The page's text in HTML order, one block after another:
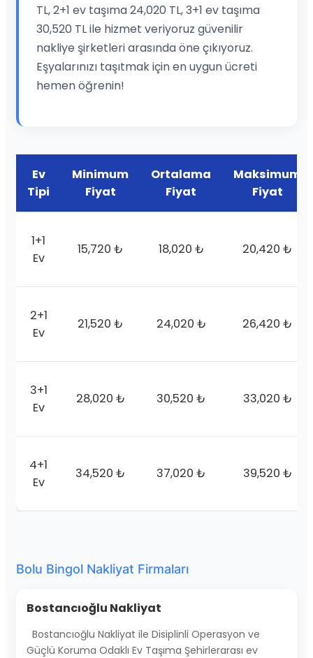
TL, 2+1 ev taşıma 24,020 TL, 3+1 ev taşıma
30,520 TL ile hizmet veriyoruz güvenilir
nakliye şirketleri arasında öne çıkıyoruz.
Eşyalarınızı taşıtmak için en uygun ücreti
hemen öğrenin!
Ev
Tipi
Minimum
Fiyat
Ortalama
Fiyat
Maksimum
Fiyat
1+1
Ev
15,720 ₺ 18,020 ₺ 20,420 ₺
2+1
Ev
21,520 ₺ 24,020 ₺ 26,420 ₺
3+1
Ev
28,020 ₺ 30,520 ₺ 33,020 ₺
4+1
Ev
34,520 ₺ 37,020 ₺ 39,520 ₺
Bolu Bingol Nakliyat Firmaları
Bostancıoğlu Nakliyat
Bostancıoğlu Nakliyat ile Disiplinli Operasyon ve
Güçlü Koruma Odaklı Ev Taşıma Şehirlerarası ev